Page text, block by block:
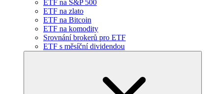
ETF na S&P 500
ETF na zlato
ETF na Bitcoin
ETF na komodity
Srovnání brokerů pro ETF
ETF s měsíční dividendou